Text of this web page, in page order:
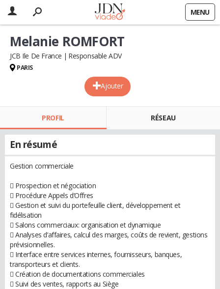
MENU
Ajouter
Melanie ROMFORT
JCB Ile De France Responsable ADV
PARIS
PROFIL RÉSEAU
En résumé
Gestion commerciale
 Prospection et négociation
 Procédure Appels d’Offres
 Gestion et suivi du portefeuille client, développement et
fidélisation
 Salons commerciaux: organisation et dynamique
 Analyses d’affaires, calcul des marges, coûts de revient, gestions
prévisionnelles.
 Interface entre services internes, fournisseurs, banques,
transporteurs et clients.
 Création de documentations commerciales
 Suivi des ventes, rapports au Siège